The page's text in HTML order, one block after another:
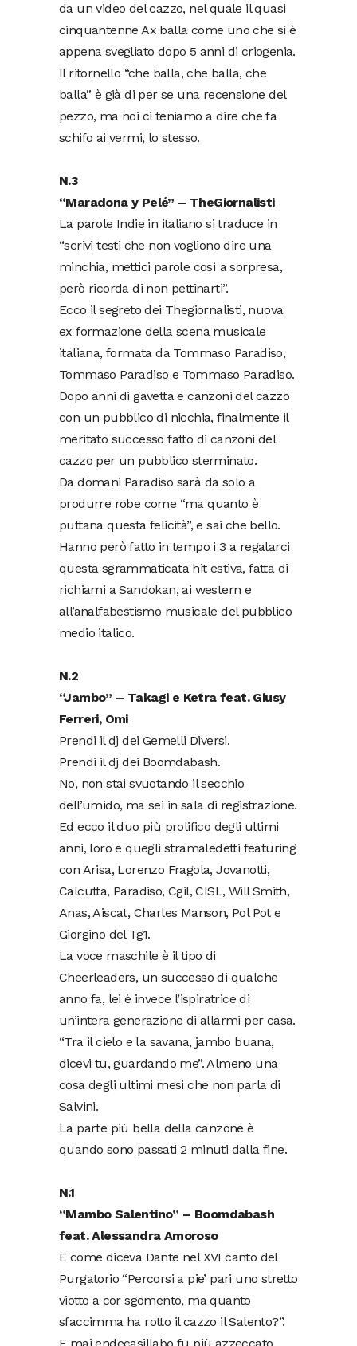
da un video del cazzo, nel quale il quasi
cinquantenne Ax balla come uno che si è
appena svegliato dopo 5 anni di criogenia.
Il ritornello “che balla, che balla, che
balla” è già di per se una recensione del
pezzo, ma noi ci teniamo a dire che fa
schifo ai vermi, lo stesso.
N.3
“Maradona y Pelé” – TheGiornalisti
La parole Indie in italiano si traduce in
“scrivi testi che non vogliono dire una
minchia, mettici parole così a sorpresa,
però ricorda di non pettinarti”.
Ecco il segreto dei Thegiornalisti, nuova
ex formazione della scena musicale
italiana, formata da Tommaso Paradiso,
Tommaso Paradiso e Tommaso Paradiso.
Dopo anni di gavetta e canzoni del cazzo
con un pubblico di nicchia, finalmente il
meritato successo fatto di canzoni del
cazzo per un pubblico sterminato.
Da domani Paradiso sarà da solo a
produrre robe come “ma quanto è
puttana questa felicità”, e sai che bello.
Hanno però fatto in tempo i 3 a regalarci
questa sgrammaticata hit estiva, fatta di
richiami a Sandokan, ai western e
all’analfabestismo musicale del pubblico
medio italico.
N.2
“Jambo” – Takagi e Ketra feat. Giusy
Ferreri, Omi
Prendi il dj dei Gemelli Diversi.
Prendi il dj dei Boomdabash.
No, non stai svuotando il secchio
dell’umido, ma sei in sala di registrazione.
Ed ecco il duo più prolifico degli ultimi
anni, loro e quegli stramaledetti featuring
con Arisa, Lorenzo Fragola, Jovanotti,
Calcutta, Paradiso, Cgil, CISL, Will Smith,
Anas, Aiscat, Charles Manson, Pol Pot e
Giorgino del Tg1.
La voce maschile è il tipo di
Cheerleaders, un successo di qualche
anno fa, lei è invece l’ispiratrice di
un’intera generazione di allarmi per casa.
“Tra il cielo e la savana, jambo buana,
dicevi tu, guardando me”. Almeno una
cosa degli ultimi mesi che non parla di
Salvini.
La parte più bella della canzone è
quando sono passati 2 minuti dalla fine.
N.1
“Mambo Salentino” – Boomdabash
feat. Alessandra Amoroso
E come diceva Dante nel XVI canto del
Purgatorio “Percorsi a pie’ pari uno stretto
viotto a cor sgomento, ma quanto
sfaccimma ha rotto il cazzo il Salento?”.